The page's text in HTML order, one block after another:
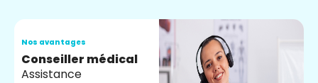
Nos avantages
Conseiller médical
Assistance